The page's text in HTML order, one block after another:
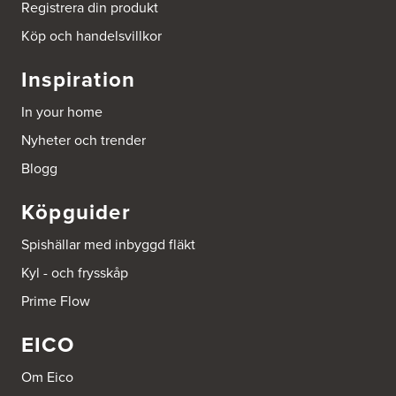
Tel.:0046-86428515
http://www.ballingslov.se
Gäddvägen 12
Tel.:752412900
Hönekullavägen 25
Tel.:752418750
Beijer Byggmaterial Bollnäs - Filial 041
Industrigatan 5
Tel.: 752411000
Beijer Byggmaterial Piteå - Filial 002
Batterigatan 2
941 47 Piteå
Registrera din produkt
Köp och handelsvillkor
Inspiration
In your home
Nyheter och trender
Blogg
Köpguider
Spishällar med inbyggd fläkt
Kyl - och frysskåp
Prime Flow
EICO
Om Eico